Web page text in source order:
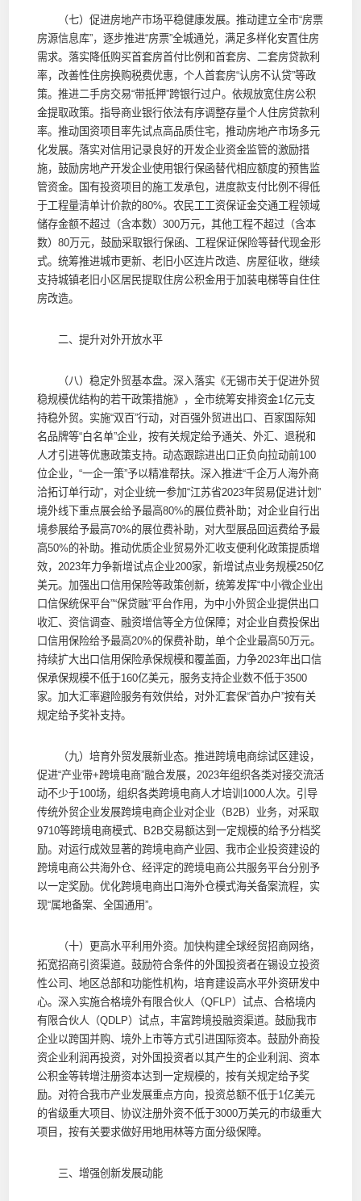
（七）促进房地产市场平稳健康发展。推动建立全市“房票
房源信息库”，逐步推进“房票”全城通兑，满足多样化安置住房
需求。落实降低购买首套房首付比例和首套房、二套房贷款利
率，改善性住房换购税费优惠，个人首套房“认房不认贷”等政
策。推进二手房交易“带抵押”跨银行过户。依规放宽住房公积
金提取政策。指导商业银行依法有序调整存量个人住房贷款利
率。推动国资项目率先试点高品质住宅，推动房地产市场多元
化发展。落实对信用记录良好的开发企业资金监管的激励措
施，鼓励房地产开发企业使用银行保函替代相应额度的预售监
管资金。国有投资项目的施工发承包，进度款支付比例不得低
于工程量清单计价款的80%。农民工工资保证金交通工程领域
储存金额不超过（含本数）300万元，其他工程不超过（含本
数）80万元，鼓励采取银行保函、工程保证保险等替代现金形
式。统筹推进城市更新、老旧小区连片改造、房屋征收，继续
支持城镇老旧小区居民提取住房公积金用于加装电梯等自住住
房改造。
二、提升对外开放水平
（八）稳定外贸基本盘。深入落实《无锡市关于促进外贸
稳规模优结构的若干政策措施》，全市统筹安排资金1亿元支
持稳外贸。实施“双百”行动，对百强外贸进出口、百家国际知
名品牌等“白名单”企业，按有关规定给予通关、外汇、退税和
人才引进等优惠政策支持。动态跟踪进出口正负向拉动前100
位企业，“一企一策”予以精准帮扶。深入推进“千企万人海外商
洽拓订单行动”，对企业统一参加“江苏省2023年贸易促进计划”
境外线下重点展会给予最高80%的展位费补助；对企业自行出
境参展给予最高70%的展位费补助，对大型展品回运费给予最
高50%的补助。推动优质企业贸易外汇收支便利化政策提质增
效，2023年力争新增试点企业200家，新增试点业务规模250亿
美元。加强出口信用保险等政策创新，统筹发挥“中小微企业出
口信保统保平台”“保贷融”平台作用，为中小外贸企业提供出口
收汇、资信调查、融资增信等全方位保障；对企业自费投保出
口信用保险给予最高20%的保费补助，单个企业最高50万元。
持续扩大出口信用保险承保规模和覆盖面，力争2023年出口信
保承保规模不低于160亿美元，服务支持企业数不低于3500
家。加大汇率避险服务有效供给，对外汇套保“首办户”按有关
规定给予奖补支持。
（九）培育外贸发展新业态。推进跨境电商综试区建设，
促进“产业带+跨境电商”融合发展，2023年组织各类对接交流活
动不少于100场，组织各类跨境电商人才培训1000人次。引导
传统外贸企业发展跨境电商企业对企业（B2B）业务，对采取
9710等跨境电商模式、B2B交易额达到一定规模的给予分档奖
励。对运行成效显著的跨境电商产业园、我市企业投资建设的
跨境电商公共海外仓、经评定的跨境电商公共服务平台分别予
以一定奖励。优化跨境电商出口海外仓模式海关备案流程，实
现“属地备案、全国通用”。
（十）更高水平利用外资。加快构建全球经贸招商网络，
拓宽招商引资渠道。鼓励符合条件的外国投资者在锡设立投资
性公司、地区总部和功能性机构，培育建设高水平外资研发中
心。深入实施合格境外有限合伙人（QFLP）试点、合格境内
有限合伙人（QDLP）试点，丰富跨境投融资渠道。鼓励我市
企业以跨国并购、境外上市等方式引进国际资本。鼓励外商投
资企业利润再投资，对外国投资者以其产生的企业利润、资本
公积金等转增注册资本达到一定规模的，按有关规定给予奖
励。对符合我市产业发展重点方向，投资总额不低于1亿美元
的省级重大项目、协议注册外资不低于3000万美元的市级重大
项目，按有关要求做好用地用林等方面分级保障。
三、增强创新发展动能